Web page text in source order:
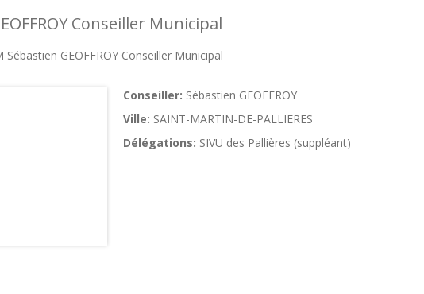
Conseiller Municipal
Sébastien GEOFFROY Conseiller Municipal
Conseiller: Sébastien GEOFFROY
Ville: SAINT-MARTIN-DE-PALLIERES
Délégations: SIVU des Pallières (suppléant)